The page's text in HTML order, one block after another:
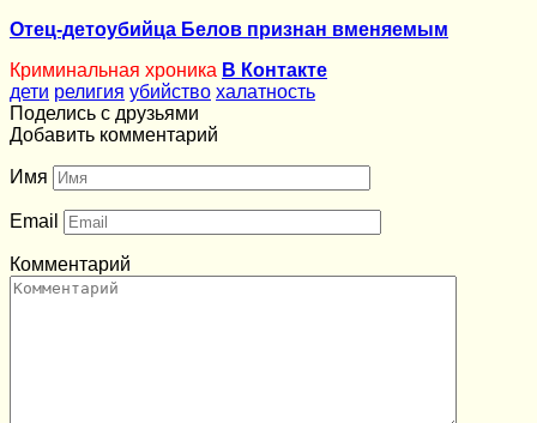
Отец-детоубийца Белов признан вменяемым
Криминальная хроника В Контакте
дети религия убийство халатность
Поделись с друзьями
Добавить комментарий
Имя
Email
Комментарий